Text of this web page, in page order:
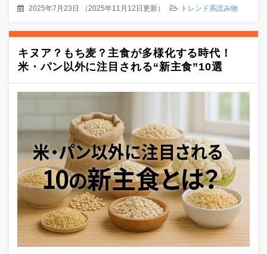
2025年7月23日 （2025年11月12日更新） トレンド系読み物
キヌア？もち麦？主食が多様化する時代！
米・パン以外に注目される“新主食”10選